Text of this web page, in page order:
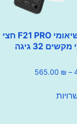
מכשיר שיאומי F21 PRO חצי
טאצ חצי מקשים 32 גיגה
טווח
זה